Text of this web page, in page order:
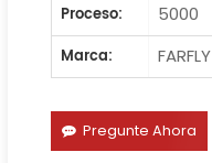
Proceso:
5000
Marca:
FARFLY
Pregunte Ahora